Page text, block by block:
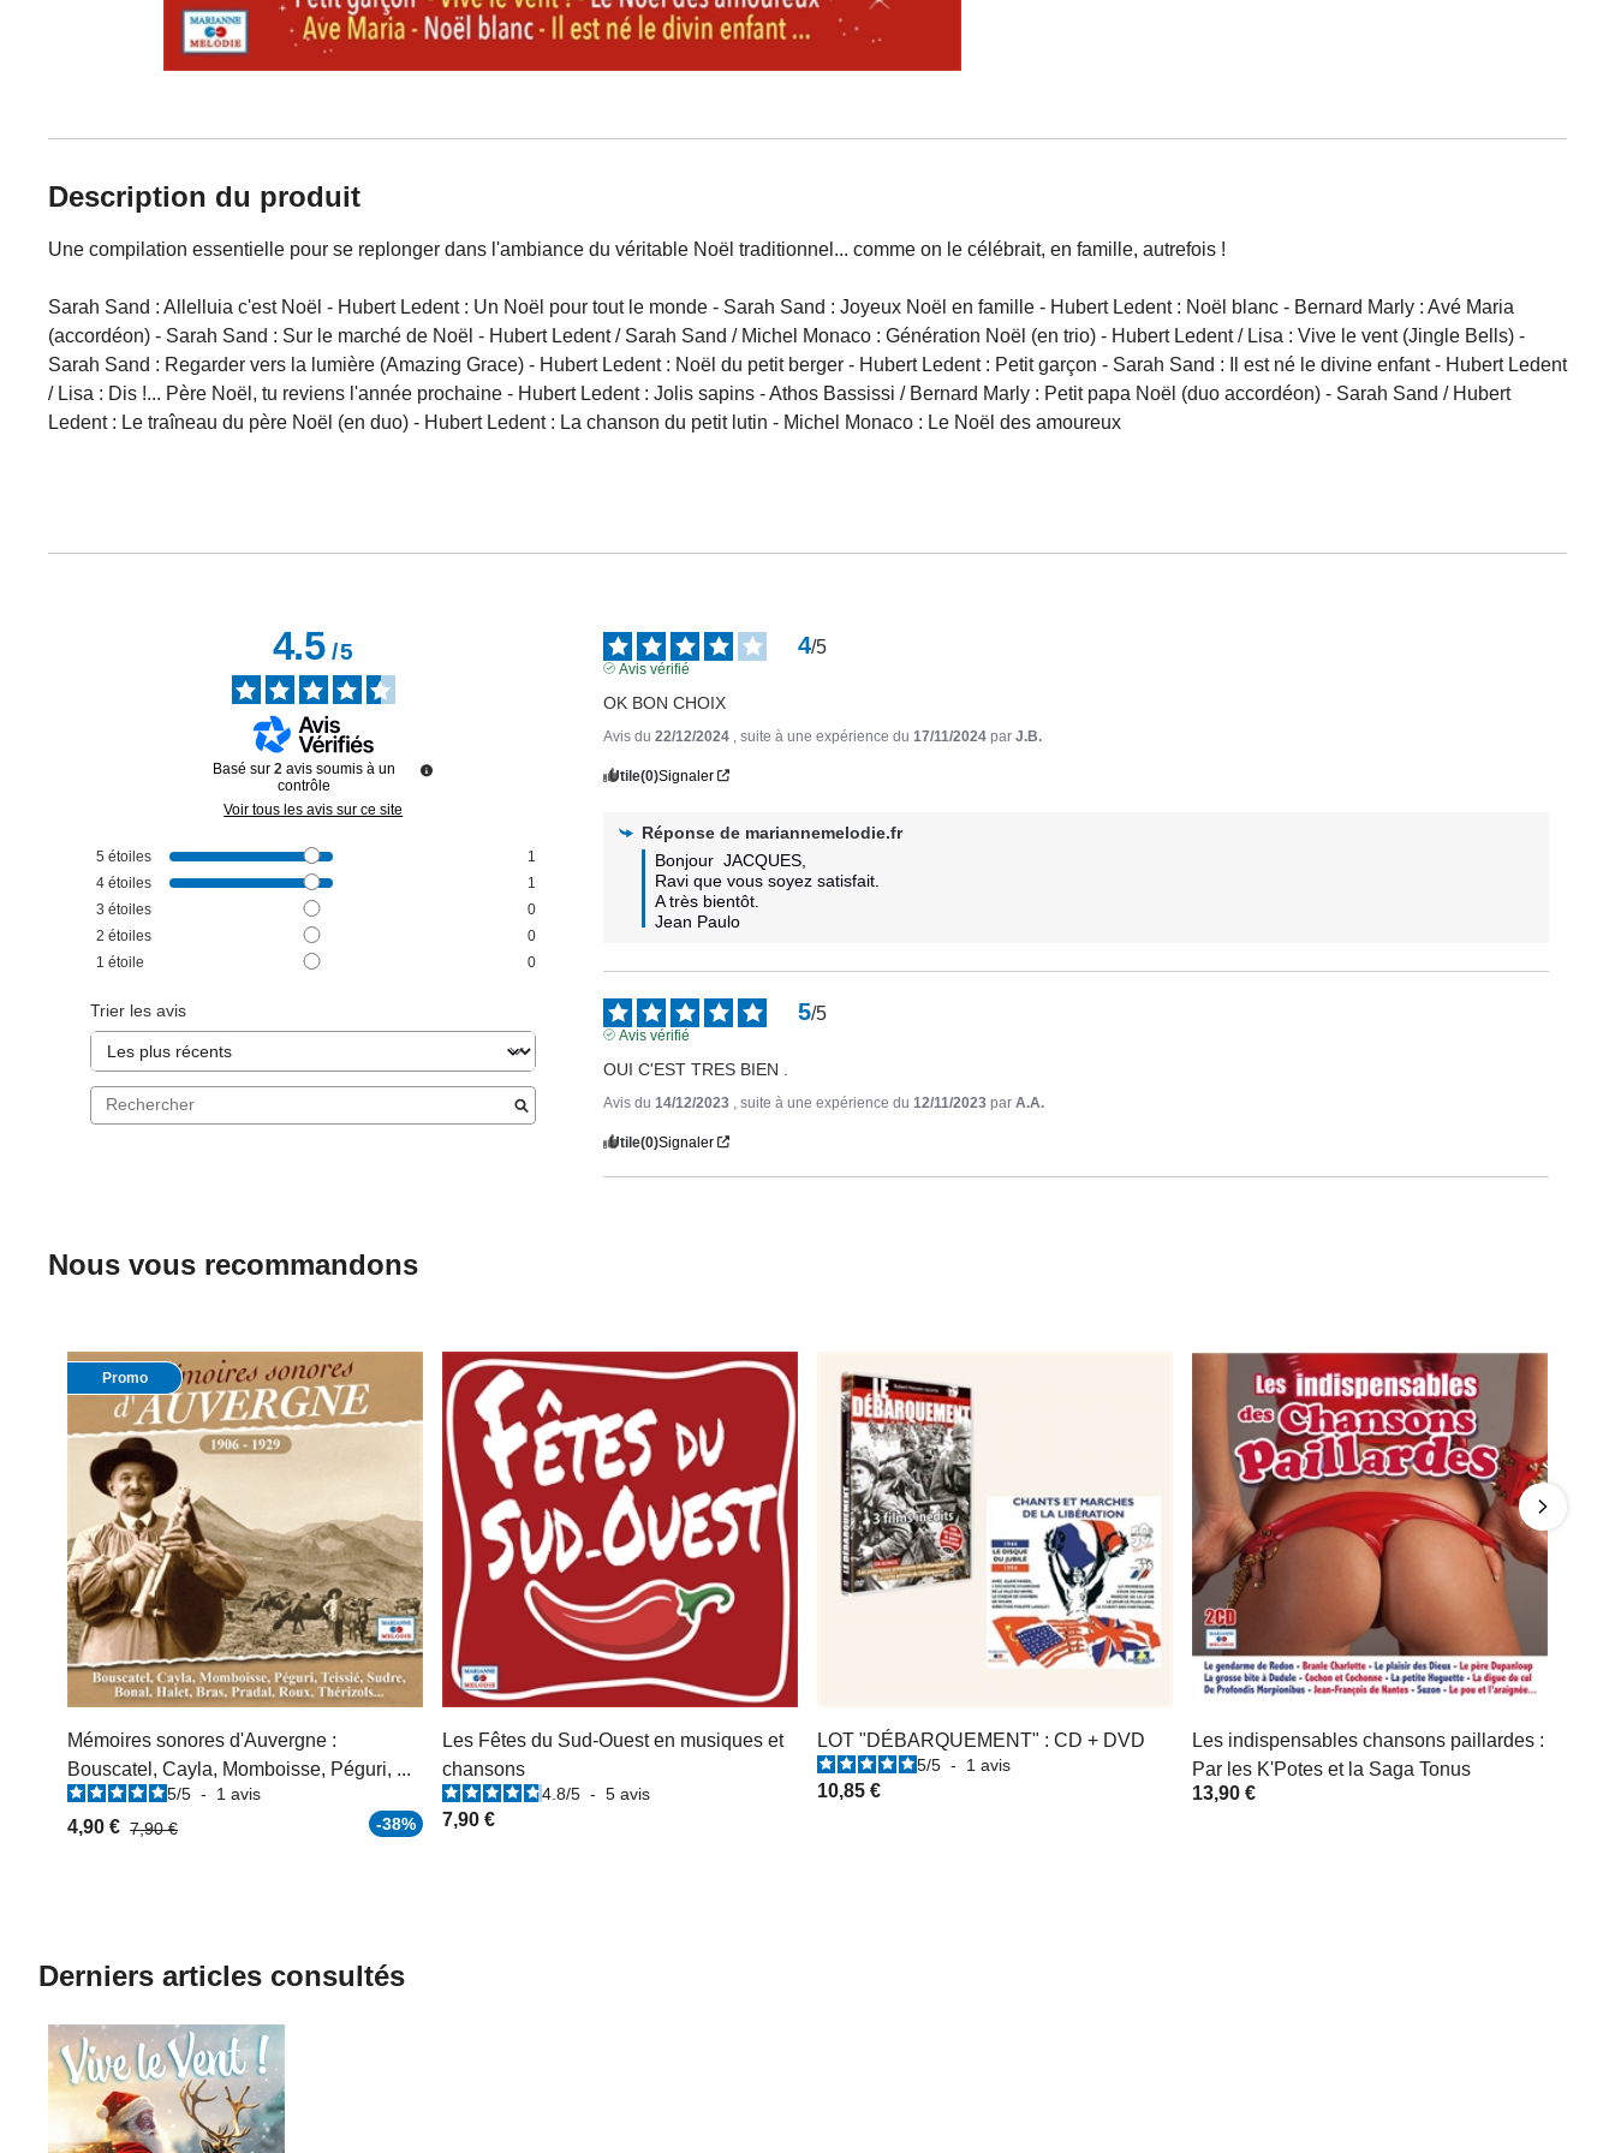
Description du produit
Une compilation essentielle pour se replonger dans l'ambiance du véritable Noël traditionnel... comme on le célébrait, en famille, autrefois !
Sarah Sand : Allelluia c'est Noël - Hubert Ledent : Un Noël pour tout le monde - Sarah Sand : Joyeux Noël en famille - Hubert Ledent : Noël blanc - Bernard Marly : Avé Maria
(accordéon) - Sarah Sand : Sur le marché de Noël - Hubert Ledent / Sarah Sand / Michel Monaco : Génération Noël (en trio) - Hubert Ledent / Lisa : Vive le vent (Jingle Bells) -
Sarah Sand : Regarder vers la lumière (Amazing Grace) - Hubert Ledent : Noël du petit berger - Hubert Ledent : Petit garçon - Sarah Sand : Il est né le divine enfant - Hubert Ledent
/ Lisa : Dis !... Père Noël, tu reviens l'année prochaine - Hubert Ledent : Jolis sapins - Athos Bassissi / Bernard Marly : Petit papa Noël (duo accordéon) - Sarah Sand / Hubert
Ledent : Le traîneau du père Noël (en duo) - Hubert Ledent : La chanson du petit lutin - Michel Monaco : Le Noël des amoureux
4.5/5
Basé sur 2 avis soumis à un
contrôle
Voir tous les avis sur ce site
5 étoiles
1
4 étoiles
1
3 étoiles
0
2 étoiles
0
1 étoile 0
Trier les avis
4/5
Avis vérifié
OK BON CHOIX
Avis du22/12/2024 , suite à une expérience du 17/11/2024 parJ.B.
Utile(0)Signaler
Réponse de mariannemelodie.fr
Bonjour  JACQUES,
Ravi que vous soyez satisfait.
A très bientôt.
Jean Paulo
5/5
Avis vérifié
OUI C'EST TRES BIEN .
Avis du 14/12/2023 , suite à une expérience du 12/11/2023 parA.A.
Utile(0)Signaler
Nous vous recommandons
Promo
Mémoires sonores d'Auvergne :
Bouscatel, Cayla, Momboisse, Péguri, ...
5/5 - 1 avis
4,90 € 7,90 € -38%
Les Fêtes du Sud-Ouest en musiques et
chansons
4.8/5 - 5 avis
7,90 €
LOT "DÉBARQUEMENT" : CD + DVD
5/5 - 1 avis
10,85 €
Les indispensables chansons paillardes :
Par les K'Potes et la Saga Tonus
13,90 €
Derniers articles consultés